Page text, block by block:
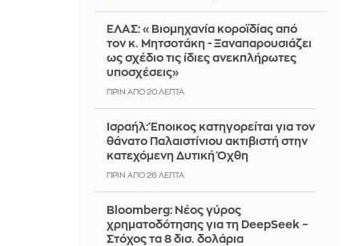
ΕΛΑΣ: «Βιομηχανία κοροϊδίας από
τον κ. Μητσοτάκη - Ξαναπαρουσιάζει
ως σχέδιο τις ίδιες ανεκπλήρωτες
υποσχέσεις»
ΠΡΙΝ ΑΠΌ 20 ΛΕΠΤΆ
Ισραήλ: Έποικος κατηγορείται για τον
θάνατο Παλαιστίνιου ακτιβιστή στην
κατεχόμενη Δυτική Όχθη
ΠΡΙΝ ΑΠΌ 27 ΛΕΠΤΆ
Bloomberg: Νέος γύρος
χρηματοδότησης για τη DeepSeek –
Στόχος τα 8 δισ. δολάρια